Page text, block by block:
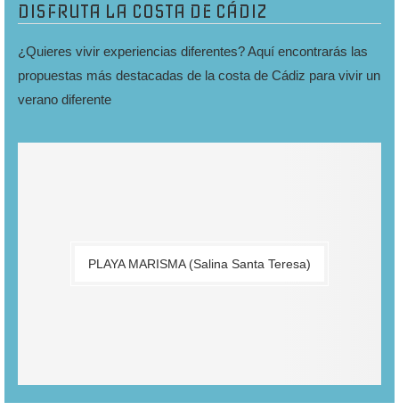
DISFRUTA LA COSTA DE CÁDIZ
¿Quieres vivir experiencias diferentes? Aquí encontrarás las
propuestas más destacadas de la costa de Cádiz para vivir un
verano diferente
PLAYA MARISMA (Salina Santa Teresa)